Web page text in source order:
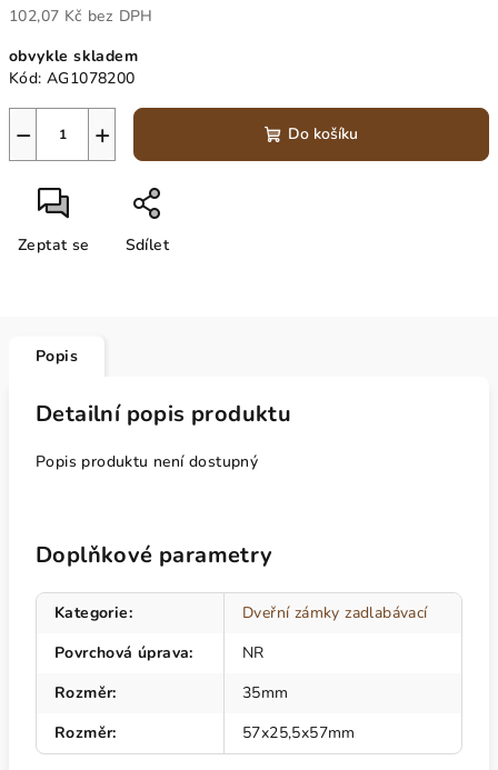
102,07 Kč bez DPH
cena:
obvykle skladem
Kód: AG1078200
+
− Do košíku
Zeptat se Sdílet
Popis
Detailní popis produktu
Popis produktu není dostupný
Doplňkové parametry
Kategorie:
Dveřní zámky zadlabávací
Povrchová úprava:
NR
Rozměr:
35mm
Rozměr: 57x25,5x57mm